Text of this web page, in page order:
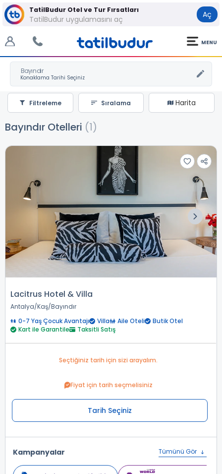
TatilBudur Otel ve Tur Fırsatları
TatilBudur uygulamasını aç Aç
MENU
Bayındır
Harita
Sıralama
Filtreleme
Bayındır Otelleri (1)
Lacitrus Hotel & Villa
Antalya Kaş Bayındır
0-7 Yaş Çocuk Avantajı
Villa Aile Oteli
Butik Otel
Kart ile Garantile
Taksitli Satış
Seçtiğiniz tarih için sizi arayalım.
Fiyat için tarih seçmelisiniz
Tarih Seçiniz
Kampanyalar Tümünü Gör